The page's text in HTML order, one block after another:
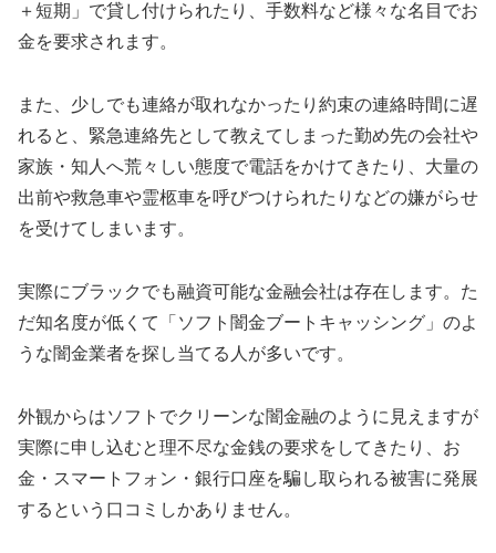
＋短期」で貸し付けられたり、手数料など様々な名目でお
金を要求されます。
また、少しでも連絡が取れなかったり約束の連絡時間に遅
れると、緊急連絡先として教えてしまった勤め先の会社や
家族・知人へ荒々しい態度で電話をかけてきたり、大量の
出前や救急車や霊柩車を呼びつけられたりなどの嫌がらせ
を受けてしまいます。
実際にブラックでも融資可能な金融会社は存在します。た
だ知名度が低くて「ソフト闇金ブートキャッシング」のよ
うな闇金業者を探し当てる人が多いです。
外観からはソフトでクリーンな闇金融のように見えますが
実際に申し込むと理不尽な金銭の要求をしてきたり、お
金・スマートフォン・銀行口座を騙し取られる被害に発展
するという口コミしかありません。